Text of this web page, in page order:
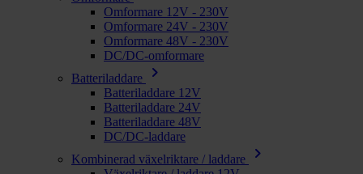
Omformare 12V - 230V
Omformare 24V - 230V
Omformare 48V - 230V
DC/DC-omformare
Batteriladdare
chevron_right
Batteriladdare 12V
Batteriladdare 24V
Batteriladdare 48V
DC/DC-laddare
Kombinerad växelriktare / laddare
chevron_right